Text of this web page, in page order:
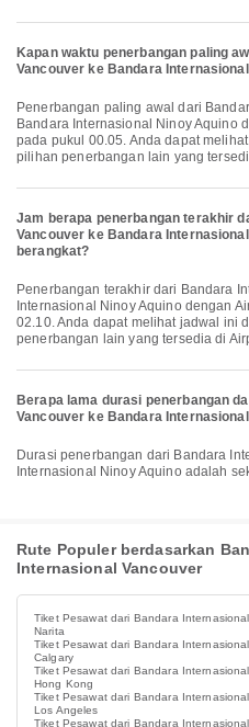
Kapan waktu penerbangan paling
Vancouver ke Bandara
Penerbangan paling awal dari Bandara Internasional Vancouver ke
Bandara Internasional Ninoy Aquino
pada pukul 00.05. Anda dapat
pilihan penerbangan lain yang
Jam berapa penerbangan terakhir
Vancouver ke Bandara
berangkat?
Penerbangan terakhir dari Bandara Internasional Vancouver ke Bandara
Internasional Ninoy Aquino dengan
02.10. Anda dapat melihat jadwal ini
penerbangan lain yang tersedia di
Berapa lama durasi penerbangan
Vancouver ke Bandara
Durasi penerbangan dari Bandara Internasional Vancouver ke Bandara
Internasional Ninoy Aquino adalah
Rute Populer berdasarkan
Internasional Vancouver
Tiket Pesawat dari Bandara
Narita
Tiket Pesawat dari Bandara
Calgary
Tiket Pesawat dari Bandara
Hong Kong
Tiket Pesawat dari Bandara
Los Angeles
Tiket Pesawat dari Bandara